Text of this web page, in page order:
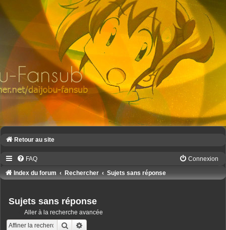
Retour au site
FAQ
Connexion
Index du forum
Rechercher Sujets sans réponse
Sujets sans réponse
Aller à la recherche avancée
Rechercher